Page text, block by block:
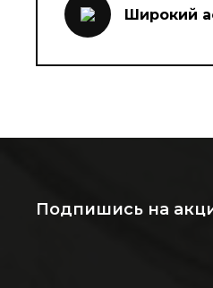
Широкий
Подпишись на